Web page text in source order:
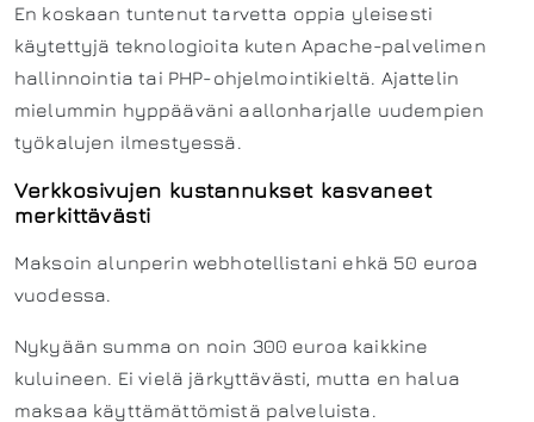
En koskaan tuntenut tarvetta oppia yleisesti
käytettyjä teknologioita kuten Apache-palvelimen
hallinnointia tai PHP-ohjelmointikieltä. Ajattelin
mielummin hyppääväni aallonharjalle uudempien
työkalujen ilmestyessä.
Verkkosivujen kustannukset kasvaneet
merkittävästi
Maksoin alunperin webhotellistani ehkä 50 euroa
vuodessa.
Nykyään summa on noin 300 euroa kaikkine
kuluineen. Ei vielä järkyttävästi, mutta en halua
maksaa käyttämättömistä palveluista.